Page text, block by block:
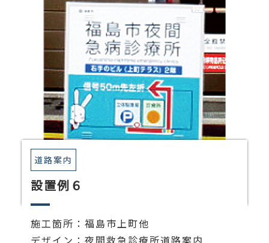
設置例６
道路案内
施工箇所：福島市上町他
デザイン：夜間救急診療所道路案内